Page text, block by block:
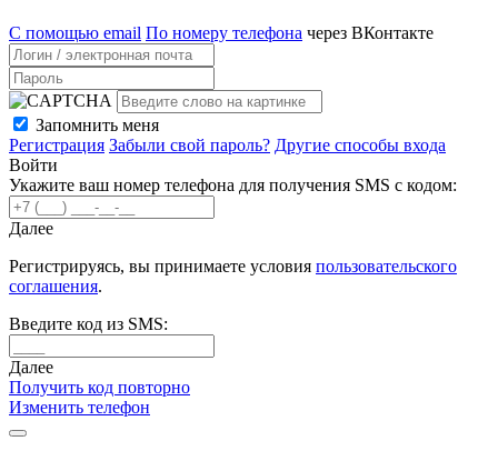
С помощью email По номеру телефона через ВКонтакте
Запомнить меня
Регистрация Забыли свой пароль? Другие способы входа
Войти
Укажите ваш номер телефона для получения SMS с кодом:
Далее
Регистрируясь, вы принимаете условия пользовательского
соглашения.
Введите код из SMS:
Далее
Получить код повторно
Изменить телефон